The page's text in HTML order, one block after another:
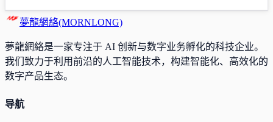
夢龍網絡(MORNLONG)
夢龍網絡是一家专注于 AI 创新与数字业务孵化的科技企业。
我们致力于利用前沿的人工智能技术，构建智能化、高效化的
数字产品生态。
导航